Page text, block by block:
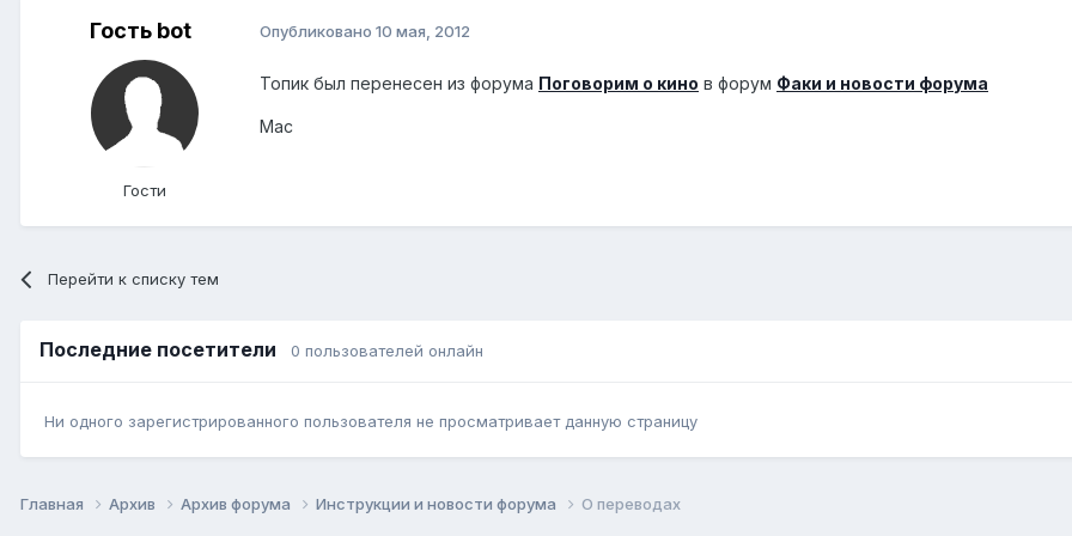
Гость bot
Гости
Опубликовано 10 мая, 2012
Топик был перенесен из форума Поговорим о кино в форум Факи и новости форума
Mac
Перейти к списку тем
Последние посетители 0 пользователей онлайн
Ни одного зарегистрированного пользователя не просматривает данную страницу
Главная Архив Архив форума Инструкции и новости форума О переводах